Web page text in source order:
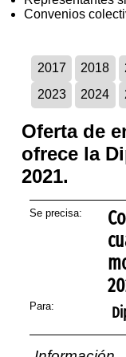
Convenios
2017 2018
2023
2024
Oferta de
ofrece la
2021.
Se precisa:
Para: